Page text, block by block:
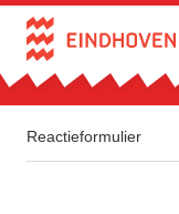
Direct naar de
Reactieformulier